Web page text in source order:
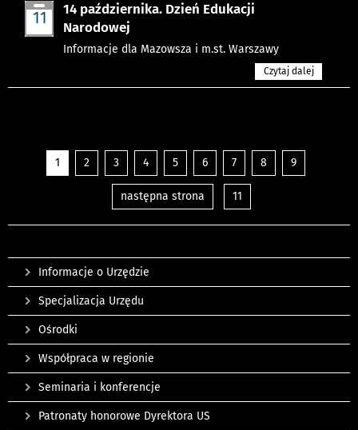
11
14 października. Dzień Edukacji
Narodowej
Informacje dla Mazowsza i m.st. Warszawy
Czytaj dalej
1 2 3 4 5 6 7 8 9
następna strona 11
Informacje o Urzędzie
Specjalizacja Urzędu
Ośrodki
Współpraca w regionie
Seminaria i konferencje
Patronaty honorowe Dyrektora US